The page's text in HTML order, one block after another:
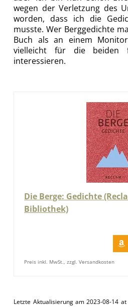
wegen der Verletzung des
worden, dass ich die
musste. Wer Berggedichte
Buch als an einem
vielleicht für die beiden
interessieren.
Die Berge: Gedichte
Bibliothek)
Preis inkl. MwSt., zzgl. Versandkosten
Letzte Aktualisierung am 2023-08-14